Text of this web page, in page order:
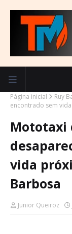
Página inicial Ruy
encontrado sem
Mototaxi
vida
Barbosa
Junior Queiroz